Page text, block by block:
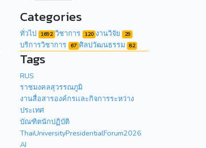
Categories
ทั่วไป 1692 วิชาการ 120 งานวิจัย 29
บริการวิชาการ 67 ศิลปวัฒนธรรม 82
Tags
RUS
ราชมงคลสุวรรณภูมิ
งานสื่อสารองค์กรเเละกิจการระหว่าง
ประเทศ
บัณฑิตนักปฏิบัติ
ThaiUniversityPresidentialForum2026
AI